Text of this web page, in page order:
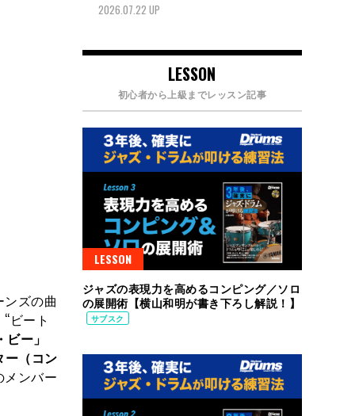
ズの曲
ビート
ー」
ー（コン
ンバー
2026.07.22 UP
LESSON
初心者から上級までレッスン記事
LESSON
ジャズの表現力を高めるコンピング／ソロ
の展開術【横山和明が書き下ろし解説！】
サブスク